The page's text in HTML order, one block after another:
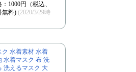
1000円（税込、
無料) (2020/3/29時
ク 水着素材 水着
水着マスク 布 洗
洗えるマスク 大